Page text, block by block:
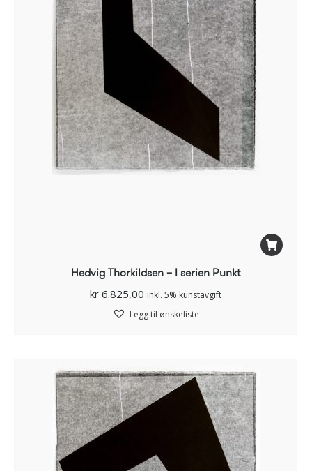
Hedvig Thorkildsen – I serien Punkt
kr 6.825,00 inkl. 5% kunstavgift
Legg til ønskeliste